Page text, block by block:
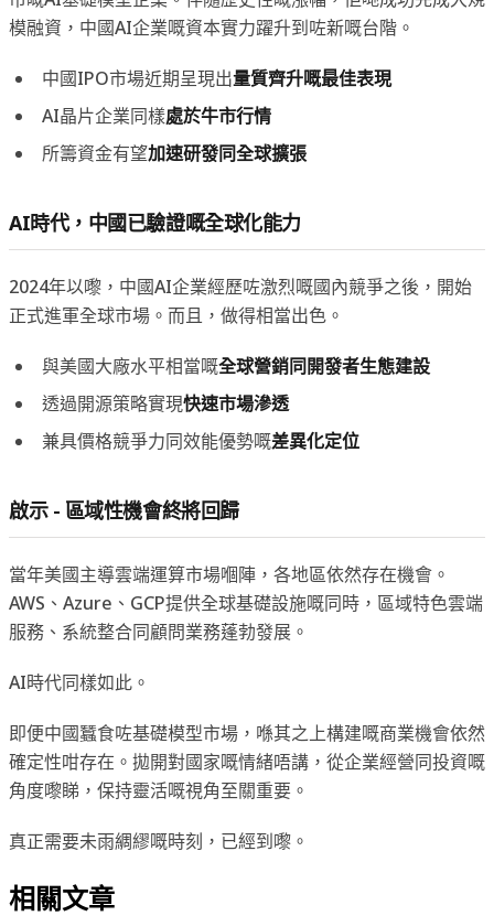
模融資，中國AI企業嘅資本實力躍升到咗新嘅台階。
中國IPO市場近期呈現出量質齊升嘅最佳表現
AI晶片企業同樣處於牛市行情
所籌資金有望加速研發同全球擴張
AI時代，中國已驗證嘅全球化能力
2024年以嚟，中國AI企業經歷咗激烈嘅國內競爭之後，開始
正式進軍全球市場。而且，做得相當出色。
與美國大廠水平相當嘅全球營銷同開發者生態建設
透過開源策略實現快速市場滲透
兼具價格競爭力同效能優勢嘅差異化定位
啟示 - 區域性機會終將回歸
當年美國主導雲端運算市場嗰陣，各地區依然存在機會。
AWS、Azure、GCP提供全球基礎設施嘅同時，區域特色雲端
服務、系統整合同顧問業務蓬勃發展。
AI時代同樣如此。
即便中國蠶食咗基礎模型市場，喺其之上構建嘅商業機會依然
確定性咁存在。拋開對國家嘅情緒唔講，從企業經營同投資嘅
角度嚟睇，保持靈活嘅視角至關重要。
真正需要未雨綢繆嘅時刻，已經到嚟。
相關文章